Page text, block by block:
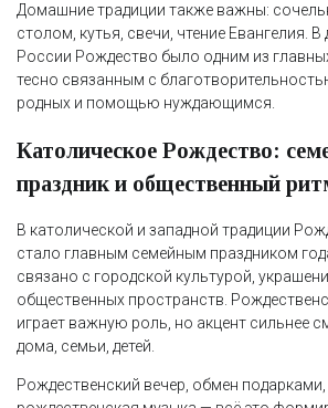
Домашние традиции также важны:
столом, кутья, свечи, чтение Евангелия.
России Рождество было одним из
тесно связанным с
родных и помощью нуждающимся.
Католическое Рождество:
праздник и общественный
В католической и западной традиции
стало главным семейным праздником
связано с городской культурой,
общественных пространств.
играет важную роль, но акцент сильнее
дома, семьи, детей.
Рождественский вечер, обмен подарками,